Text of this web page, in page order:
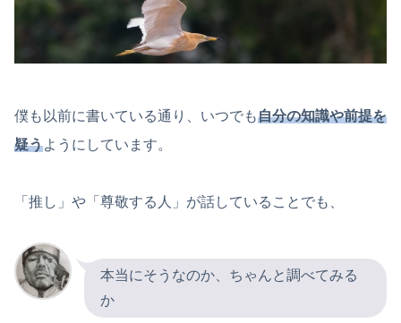
僕も以前に書いている通り、いつでも自分の知識や前提を
疑うようにしています。
「推し」や「尊敬する人」が話していることでも、
本当にそうなのか、ちゃんと調べてみる
か